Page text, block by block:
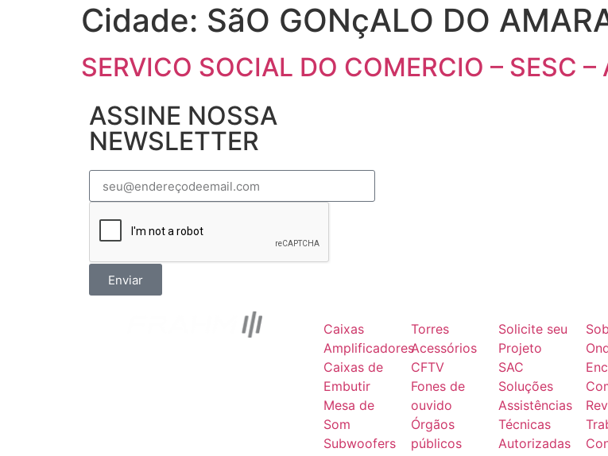
Cidade: SãO GONçALO DO
SERVICO SOCIAL DO COMERCIO – SESC –
ASSINE NOSSA
NEWSLETTER
Enviar
Caixas
Amplificadores
Caixas de
Embutir
Mesa de
Som
Subwoofers
Torres
Acessórios
CFTV
Fones de
ouvido
Órgãos
públicos
Solicite seu
Projeto
SAC
Soluções
Assistências
Técnicas
Autorizadas